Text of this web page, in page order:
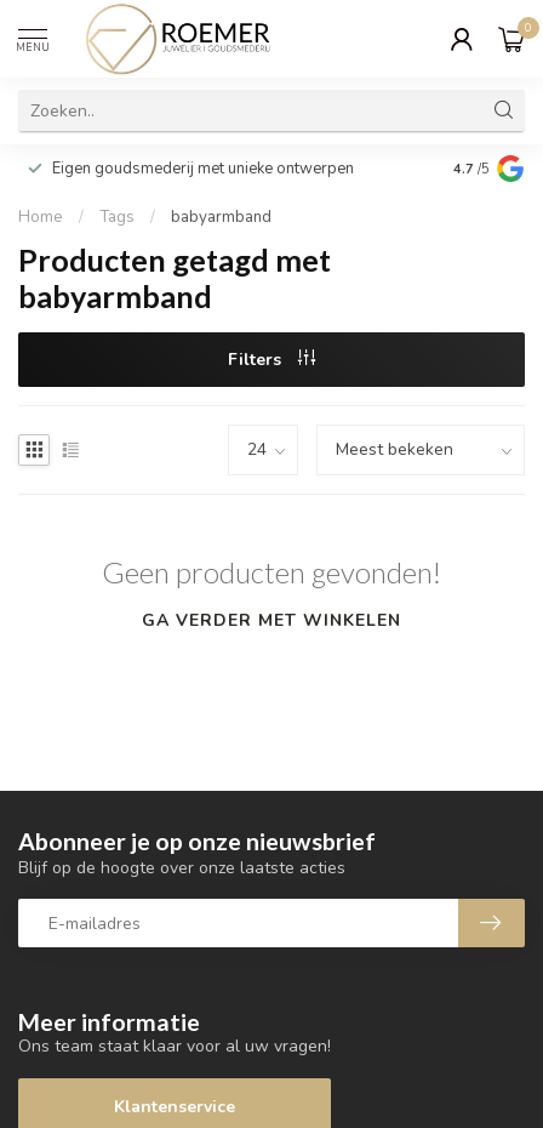
MENU
0
Eigen goudsmederij met unieke ontwerpen Wij
cadeau
4.7 /5
Home / Tags / babyarmband
Producten getagd met
babyarmband
Filters
Geen producten gevonden!
GA VERDER MET WINKELEN
Meer informatie
Ons team staat klaar voor al uw vragen!
Klantenservice
Abonneer je op onze nieuwsbrief
Blijf op de hoogte over onze laatste acties